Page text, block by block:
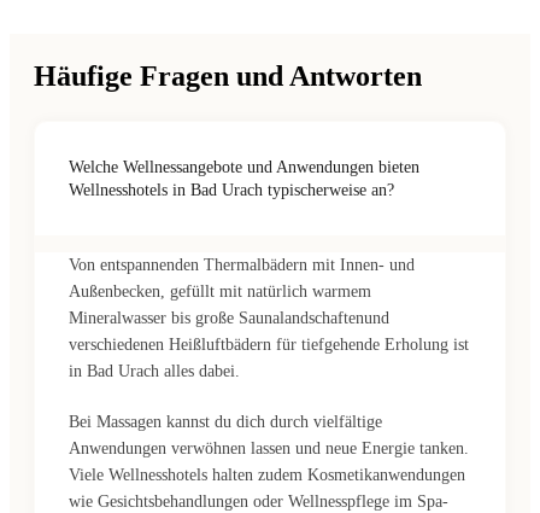
Häufige Fragen und Antworten
Welche Wellnessangebote und Anwendungen bieten
Wellnesshotels in Bad Urach typischerweise an?
Von entspannenden Thermalbädern mit Innen- und
Außenbecken, gefüllt mit natürlich warmem
Mineralwasser bis große Saunalandschaftenund
verschiedenen Heißluftbädern für tiefgehende Erholung ist
in Bad Urach alles dabei.
Bei Massagen kannst du dich durch vielfältige
Anwendungen verwöhnen lassen und neue Energie tanken.
Viele Wellnesshotels halten zudem Kosmetikanwendungen
wie Gesichtsbehandlungen oder Wellnesspflege im Spa-